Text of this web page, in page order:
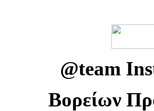
@team
Βορείων